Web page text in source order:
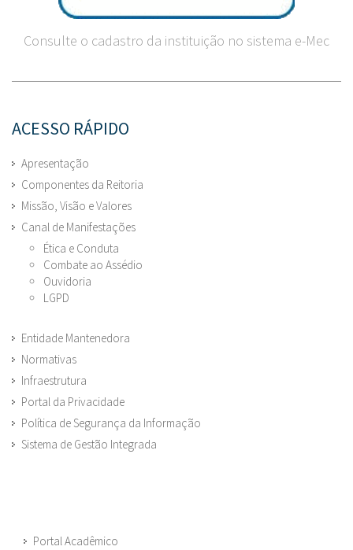
Consulte o cadastro da instituição no sistema e-Mec
ACESSO RÁPIDO
Apresentação
Componentes da Reitoria
Missão, Visão e Valores
Canal de Manifestações
Ética e Conduta
Combate ao Assédio
Ouvidoria
LGPD
Entidade Mantenedora
Normativas
Infraestrutura
Portal da Privacidade
Política de Segurança da Informação
Sistema de Gestão Integrada
Portal Acadêmico